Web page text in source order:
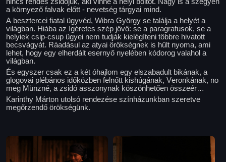
a környező falvak előtt - nevetség tárgyai mind.
A besztercei fiatal ügyvéd, Wibra György se találja a helyét a
világban. Hiába az ígéretes szép jövő: se a paragrafusok, se a
helyiek csip-csup ügyei nem tudják kielégíteni többre hivatott
becsvágyát. Ráadásul az atyai örökségnek is hűlt nyoma, ami
lehet, hogy egy elherdált esernyő nyelében kódorog valahol a
világban.
És egyszer csak ez a két óhajlom egy elszabadult bikának, a
glogovai plébános időközben felnőtt kishúgának, Veronkának, no
meg Münzné, a zsidó asszonynak köszönhetően összeér…
Karinthy Márton utolsó rendezése színházunkban szeretve
megőrzendő örökségünk.